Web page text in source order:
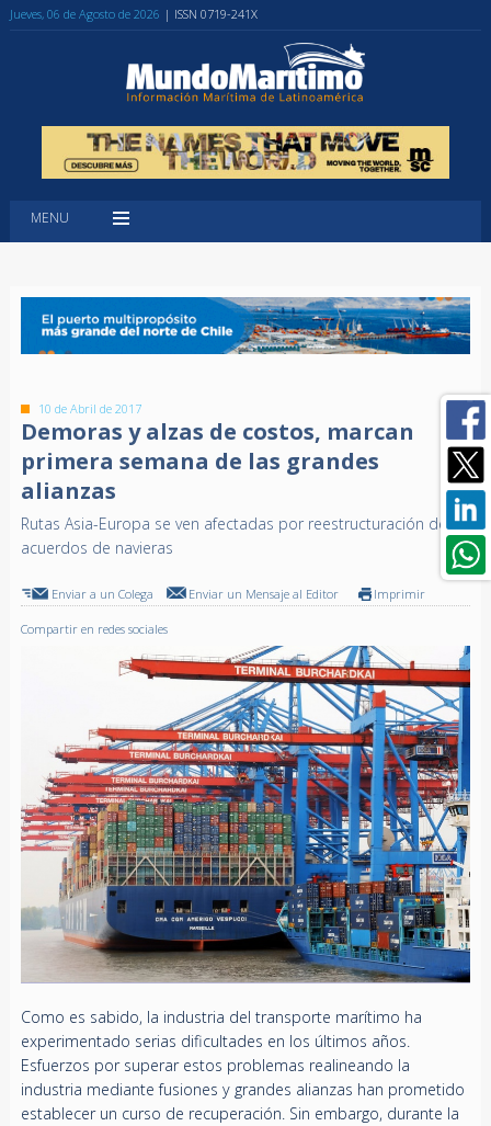
Jueves, 06 de Agosto de 2026 | ISSN 0719-241X
MENU
10 de Abril de 2017
Demoras y alzas de costos, marcan
primera semana de las grandes
alianzas
Rutas Asia-Europa se ven afectadas por reestructuración de
acuerdos de navieras
Enviar a un Colega Enviar un Mensaje al Editor Imprimir
Compartir en redes sociales
Como es sabido, la industria del transporte marítimo ha
experimentado serias dificultades en los últimos años.
Esfuerzos por superar estos problemas realineando la
industria mediante fusiones y grandes alianzas han prometido
establecer un curso de recuperación. Sin embargo, durante la